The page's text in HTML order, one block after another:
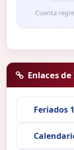
Cuenta
Enlaces
Feriados